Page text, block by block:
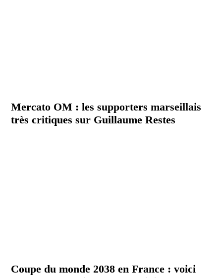
Mercato OM : les supporters marseillais
très critiques sur Guillaume Restes
Coupe du monde 2038 en France : voici